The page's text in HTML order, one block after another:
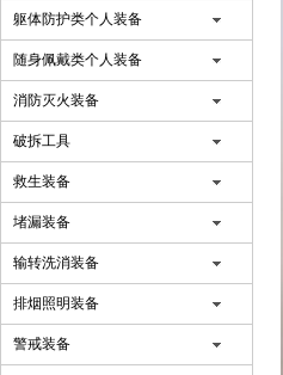
躯体防护类个人装备
随身佩戴类个人装备
消防灭火装备
破拆工具
救生装备
堵漏装备
输转洗消装备
排烟照明装备
警戒装备